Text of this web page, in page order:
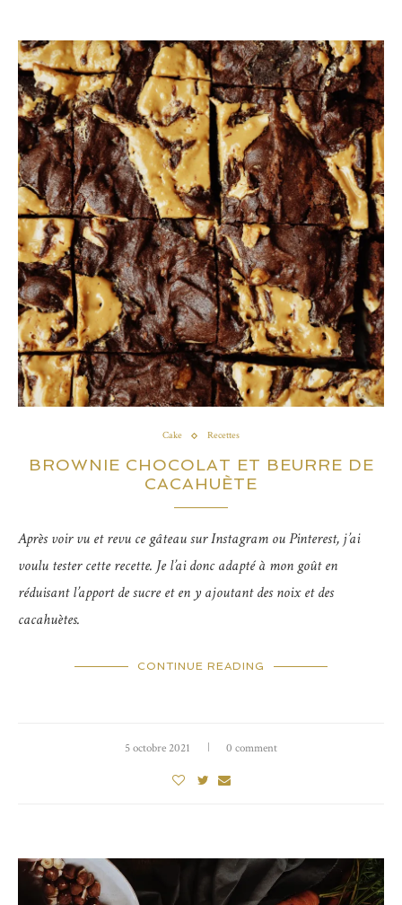
Cake Recettes
BROWNIE CHOCOLAT ET BEURRE DE
CACAHUÈTE
Après voir vu et revu ce gâteau sur Instagram ou Pinterest, j’ai
voulu tester cette recette. Je l’ai donc adapté à mon goût en
réduisant l’apport de sucre et en y ajoutant des noix et des
cacahuètes.
CONTINUE READING
5 octobre 2021 0 comment